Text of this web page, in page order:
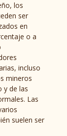
los
ser
en
o a
incluso
mineros
y de las
Las
suelen ser